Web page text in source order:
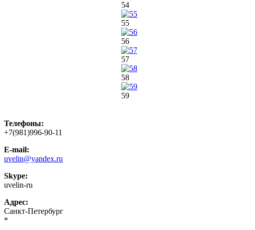
54
55
56
57
58
59
Телефоны:
+7(981)996-90-11
E-mail:
uvelin@yandex.ru
Skype:
uvelin-ru
Адрес:
Санкт-Петербург
*